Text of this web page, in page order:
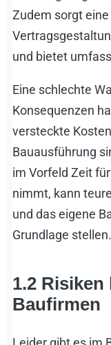
Zudem sorgt
und bietet
Eine schlechte
Konsequenzen
versteckte
Bauausführung
im Vorfeld Zeit
nimmt, kann
und das eigene
Grundlage stellen.
1.2 Risiken
Baufirmen